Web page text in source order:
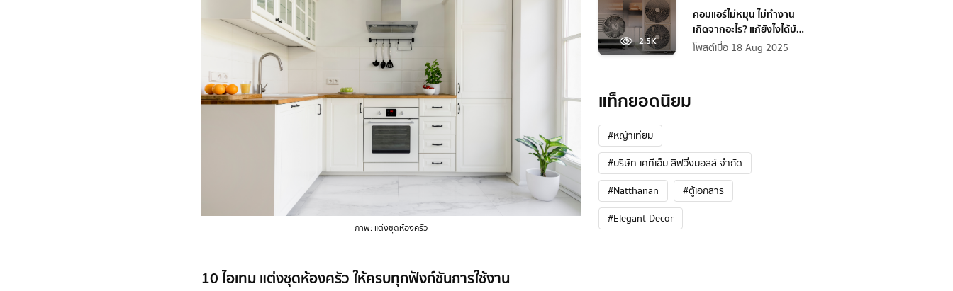
ภาพ: แต่งชุดห้องครัว
10 ไอเทม แต่งชุดห้องครัว ให้ครบทุกฟังก์ชันการใช้งาน
2.5K
คอมแอร์ไม่หมุน ไม่ทํางาน
เกิดจากอะไร? แก้ยังไงได้บ้าง
ก่อนแอร์พัง!
โพสต์เมื่อ 18 Aug 2025
แท็กยอดนิยม
#หญ้าเทียม
#บริษัท เคทีเอ็ม ลิฟวิ่งมอลล์ จำกัด
#Natthanan
#ตู้เอกสาร
#Elegant Decor